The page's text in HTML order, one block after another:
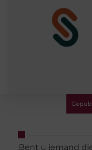
Bent u iemand